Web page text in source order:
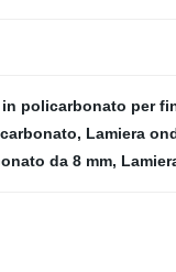
in policarbonato per
, Lamiera
da 8 mm,